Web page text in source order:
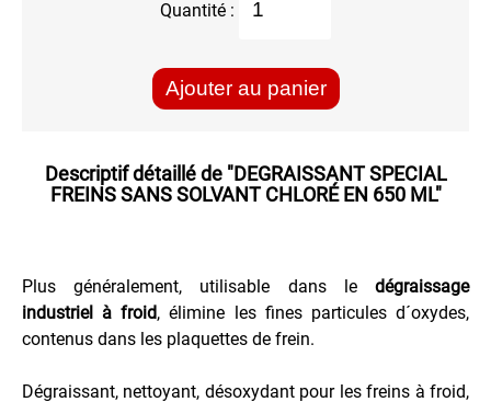
Quantité :
Ajouter au panier
Descriptif détaillé de "DEGRAISSANT SPECIAL
FREINS SANS SOLVANT CHLORÉ EN 650 ML"
Plus généralement, utilisable dans le dégraissage
industriel à froid, élimine les fines particules d´oxydes,
contenus dans les plaquettes de frein.
Dégraissant, nettoyant, désoxydant pour les freins à froid,
Pour
les
Mains
Pour
les